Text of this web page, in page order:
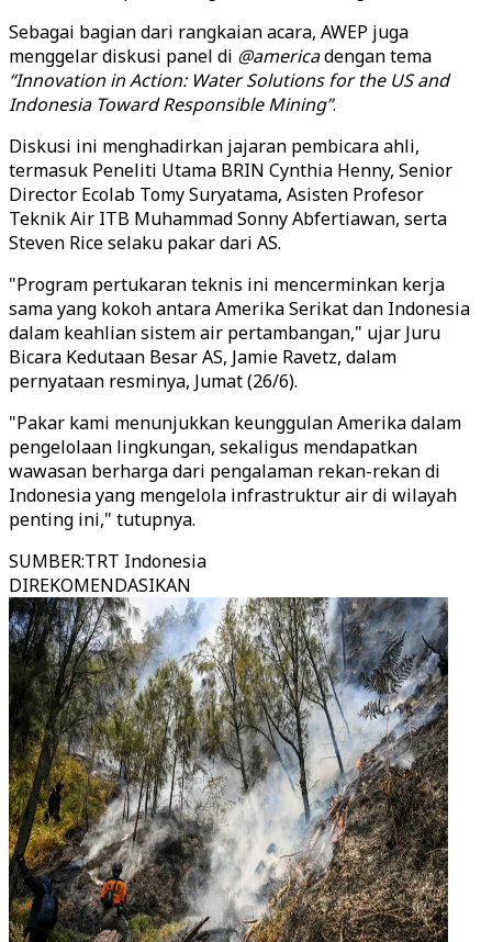
Sebagai bagian dari rangkaian acara, AWEP juga
menggelar diskusi panel di @americadengan tema
“Innovation in Action: Water Solutions for the US and
Indonesia Toward Responsible Mining”.
Diskusi ini menghadirkan jajaran pembicara ahli,
termasuk Peneliti Utama BRIN Cynthia Henny, Senior
Director Ecolab Tomy Suryatama, Asisten Profesor
Teknik Air ITB Muhammad Sonny Abfertiawan, serta
Steven Rice selaku pakar dari AS.
"Program pertukaran teknis ini mencerminkan kerja
sama yang kokoh antara Amerika Serikat dan Indonesia
dalam keahlian sistem air pertambangan," ujar Juru
Bicara Kedutaan Besar AS, Jamie Ravetz, dalam
pernyataan resminya, Jumat (26/6).
"Pakar kami menunjukkan keunggulan Amerika dalam
pengelolaan lingkungan, sekaligus mendapatkan
wawasan berharga dari pengalaman rekan-rekan di
Indonesia yang mengelola infrastruktur air di wilayah
penting ini," tutupnya.
SUMBER:TRT Indonesia
DIREKOMENDASIKAN